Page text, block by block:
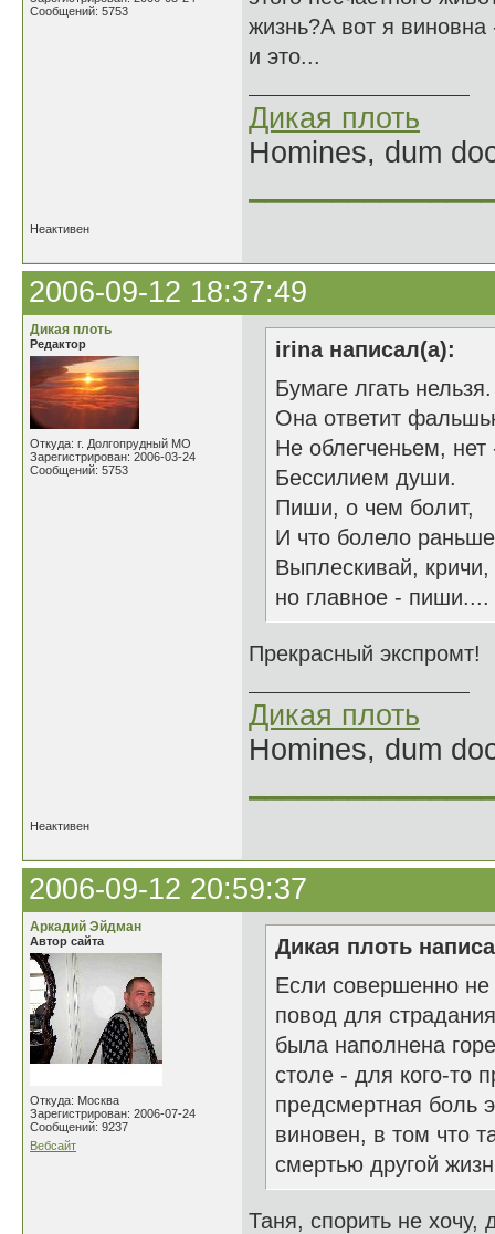
Сообщений: 5753
жизнь?А вот я
и это...
Дикая плоть
Homines, dum
Неактивен
2006-09-12 18:37:49
Дикая плоть
Редактор
Откуда: г. Долгопрудный МО
Зарегистрирован: 2006-03-24
Сообщений: 5753
irina написал(а):
Бумаге лгать нельзя.
Она ответит
Не облегченьем, нет
Бессилием души.
Пиши, о чем болит,
И что болело
Выплескивай, кричи,
но главное - пиши....
Прекрасный экспромт!
Дикая плоть
Homines, dum
Неактивен
2006-09-12 20:59:37
Аркадий Эйдман
Автор сайта
Откуда: Москва
Зарегистрирован: 2006-07-24
Сообщений: 9237
Вебсайт
Дикая плоть
Если совершенно не
повод для
была наполнена
столе - для кого-то
предсмертная боль
виновен, в том что
смертью другой
Таня, спорить не хочу,